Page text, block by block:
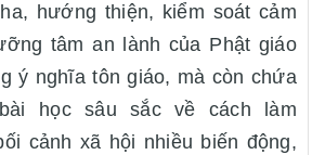
hướng thiện, kiểm soát cảm
tâm an lành của Phật giáo
ý nghĩa tôn giáo, mà còn chứa
học sâu sắc về cách làm
cảnh xã hội nhiều biến động,